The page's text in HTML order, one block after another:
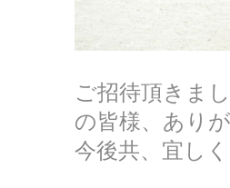
ご招待頂きま
の皆様、あり
今後共、宜し